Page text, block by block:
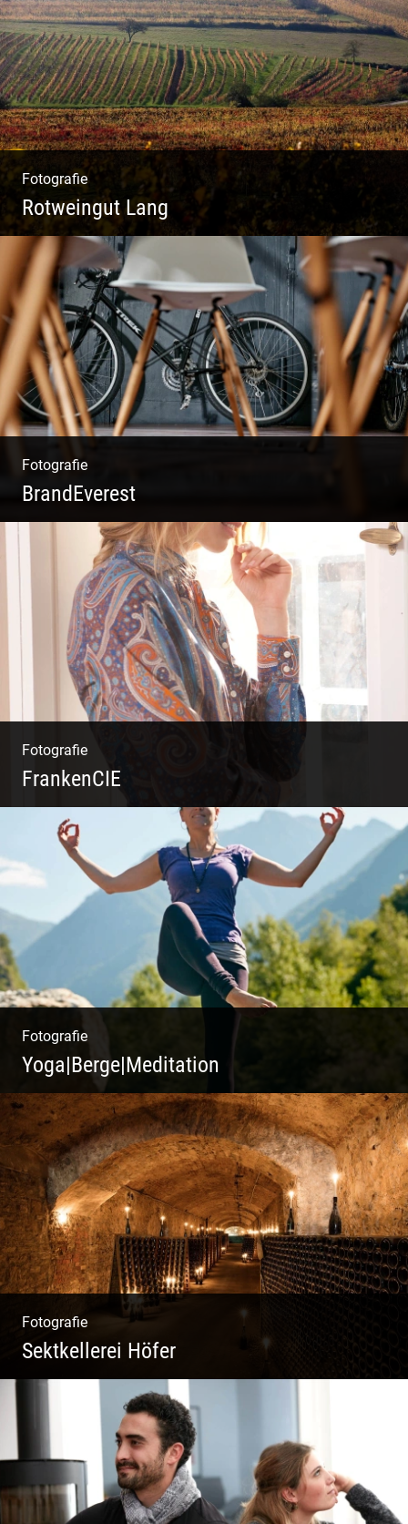
Fotografie
Rotweingut Lang
Rotweine aus Österreich | Genussvolle
Weinprobe | Herbstliche Weinberge | Uriger
Weinkeller
Fotografie
BrandEverest
Kommunikationsfotografie | Branding mit
Bildwelten | Markenerlebnisse | Corporate
Design
Fotografie
FrankenCIE
Fotografie
Yoga|Berge|Meditation
Freiheit genießen | Körper, Geist und Energie
| Ruhe und Entspannung | Bewusstsein für
Natur
Fotografie
Sektkellerei Höfer
Sekt Perlen | Tiefe Keller | Coole Kerle |
Idyllische Weinberge